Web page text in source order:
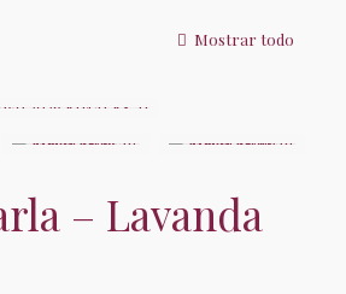
Mostrar todo
– Lavanda